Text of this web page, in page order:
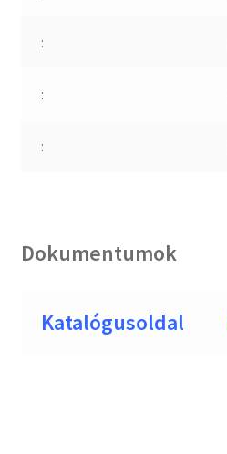
:
:
:
Dokumentumok
Katalógusoldal